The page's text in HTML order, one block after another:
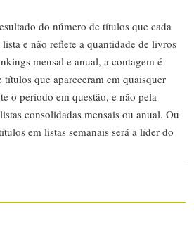
do número de títulos que cada
e não reflete a quantidade de livros
mensal e anual, a contagem é
que apareceram em quaisquer
o período em questão, e não pela
consolidadas mensais ou anual. Ou
em listas semanais será a líder do